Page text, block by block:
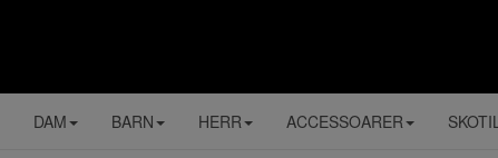
DAM BARN HERR ACCESSOARER